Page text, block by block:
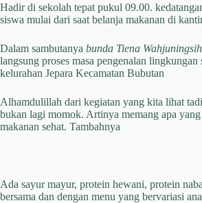
Hadir di sekolah tepat pukul 09.00.
siswa mulai dari saat belanja makanan di
Dalam sambutanya bunda Tiena Wahjuningsih
langsung proses masa pengenalan
kelurahan Jepara Kecamatan Bubutan
Alhamdulillah dari kegiatan yang kita lihat
bukan lagi momok. Artinya memang apa
makanan sehat. Tambahnya
Ada sayur mayur, protein hewani, protein
bersama dan dengan menu yang bervariasi